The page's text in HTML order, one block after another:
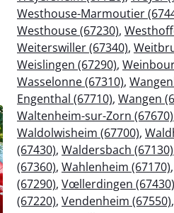
Westhouse-Marmoutier
Westhouse (67230),
Weiterswiller (67340),
Weislingen (67290),
Wasselonne (67310),
Engenthal (67710), Wangen
Waltenheim-sur-Zorn (67670)
Waldolwisheim (67700),
(67430), Waldersbach (67130)
(67360), Wahlenheim (67170),
(67290), Vœllerdingen (67430)
(67220), Vendenheim (67550),